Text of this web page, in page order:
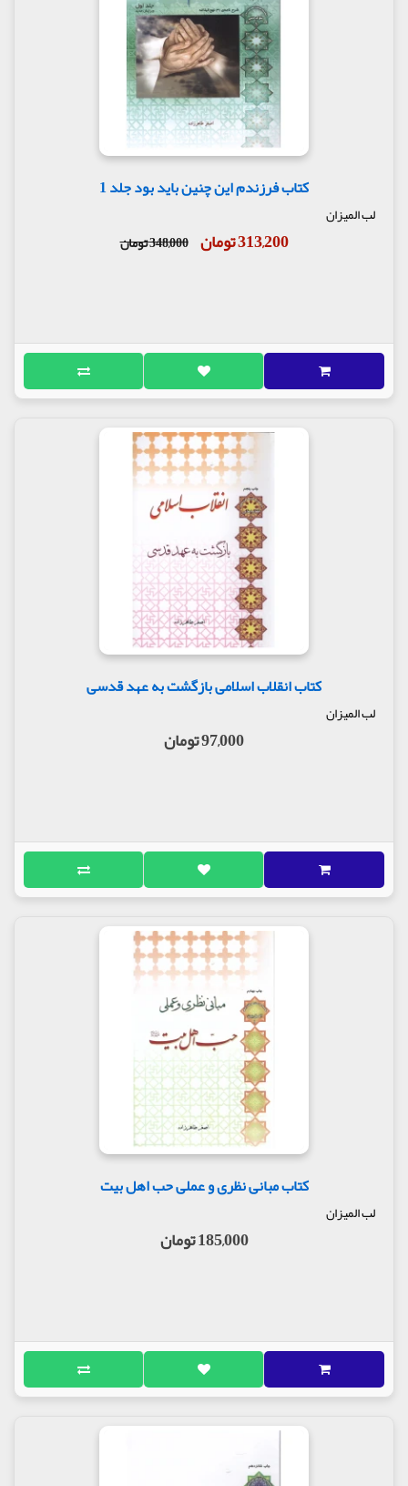
کتاب فرزندم این چنین باید بود جلد 1
لب المیزان
313,200 تومان 348,000 تومان
کتاب انقلاب اسلامی بازگشت به عهد قدسی
لب المیزان
97,000 تومان
کتاب مبانی نظری و عملی حب اهل بیت
لب المیزان
185,000 تومان